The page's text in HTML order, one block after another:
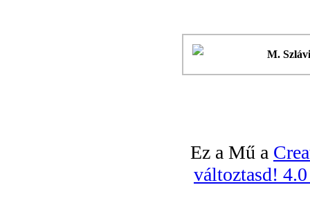
M.
Ez a Mű a
változtasd!